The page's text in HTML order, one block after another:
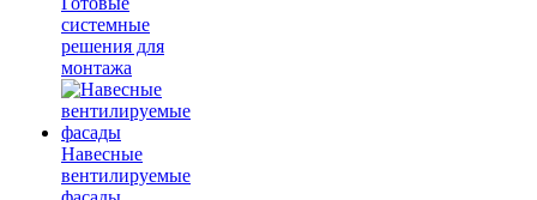
системные
решения для
монтажа
Навесные
вентилируемые